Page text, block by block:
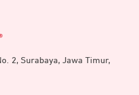
2, Surabaya, Jawa Timur,